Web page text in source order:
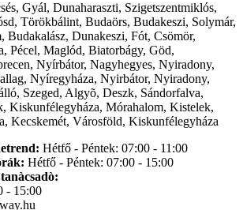
Gyál, Dunaharaszti, Szigetszentmiklós,
Törökbálint, Budaörs, Budakeszi, Solymár,
Budakalász, Dunakeszi, Fót, Csömör,
Pécel, Maglód, Biatorbágy, Göd,
Nyírbátor, Nagyhegyes, Nyiradony,
Nyíregyháza, Nyirbátor, Nyiradony,
Szeged, Algyõ, Deszk, Sándorfalva,
Kiskunfélegyháza, Mórahalom, Kistelek,
Kecskemét, Városföld, Kiskunfélegyháza
Hétfő - Péntek: 07:00 - 11:00
Hétfő - Péntek: 07:00 - 15:00
- 15:00